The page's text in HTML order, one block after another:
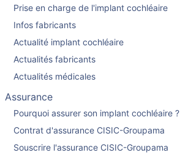
Prise en charge de l'implant cochléaire
Infos fabricants
Actualité implant cochléaire
Actualités fabricants
Actualités médicales
Assurance
Pourquoi assurer son implant cochléaire ?
Contrat d'assurance CISIC-Groupama
Souscrire l'assurance CISIC-Groupama